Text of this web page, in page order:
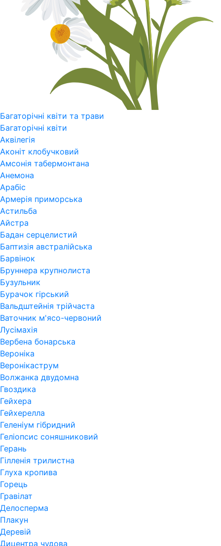
Багаторічні квіти та трави
Багаторічні квіти
Аквілегія
Аконіт клобучковий
Амсонія табермонтана
Анемона
Арабіс
Армерія приморська
Астильба
Айстра
Бадан серцелистий
Баптизія австралійська
Барвінок
Бруннера крупнолиста
Бузульник
Бурачок гірський
Вальдштейнія трійчаста
Ваточник м'ясо-червоний
Лусімахія
Вербена бонарська
Вероніка
Веронікаструм
Волжанка двудомна
Гвоздика
Гейхера
Гейхерелла
Геленіум гібридний
Геліопсис соняшниковий
Герань
Гiлленiя трилистна
Глуха кропива
Горець
Гравілат
Делосперма
Плакун
Деревій
Дицентра чудова